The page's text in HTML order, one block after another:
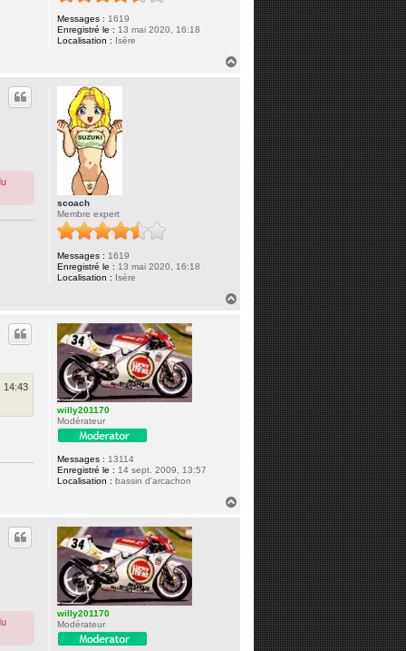
Messages : 1619
Enregistré le : 13 mai 2020, 16:18
Localisation : Isère
scoach
Membre expert
Messages : 1619
Enregistré le : 13 mai 2020, 16:18
Localisation : Isère
willy201170
Modérateur
Messages : 13114
Enregistré le : 14 sept. 2009, 13:57
Localisation : bassin d'arcachon
14:43
willy201170
Modérateur